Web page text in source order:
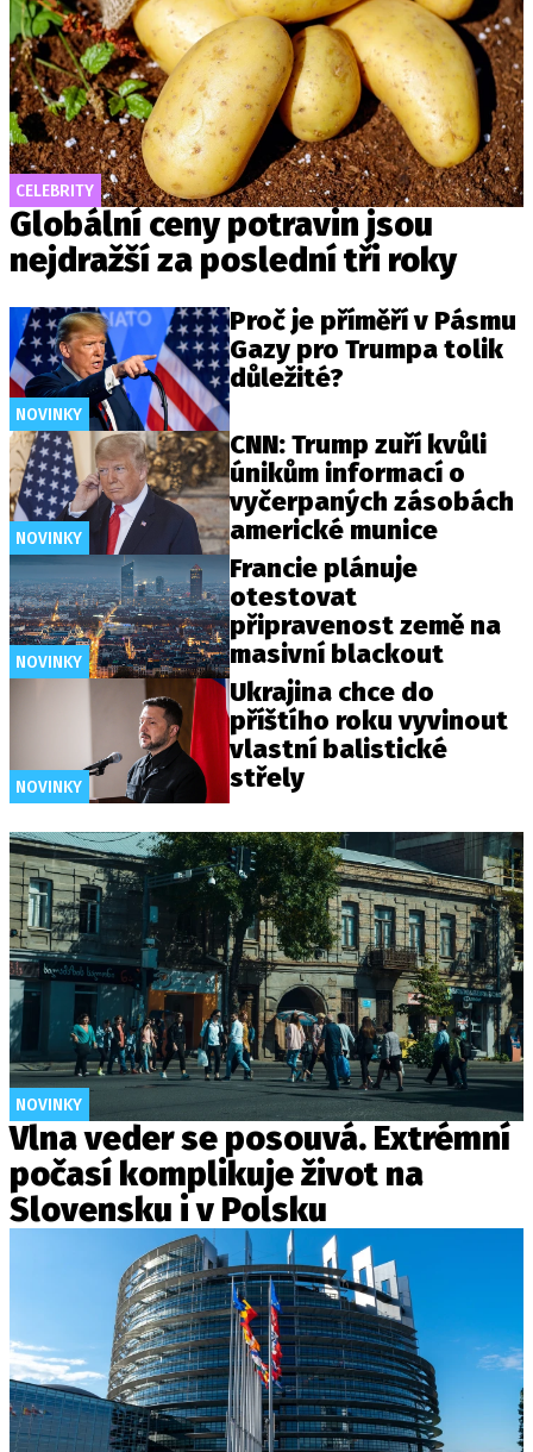
CELEBRITY
Globální ceny potravin jsou
nejdražší za poslední tři roky
NOVINKY
Proč je příměří v Pásmu
Gazy pro Trumpa tolik
důležité?
NOVINKY
CNN: Trump zuří kvůli
únikům informací o
vyčerpaných zásobách
americké munice
NOVINKY
Francie plánuje
otestovat
připravenost země na
masivní blackout
NOVINKY
Ukrajina chce do
příštího roku vyvinout
vlastní balistické
střely
NOVINKY
Vlna veder se posouvá. Extrémní
počasí komplikuje život na
Slovensku i v Polsku